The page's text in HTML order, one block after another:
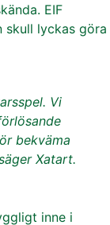
EIF
skull lyckas göra
Vi
bekväma
Xatart.
inne i